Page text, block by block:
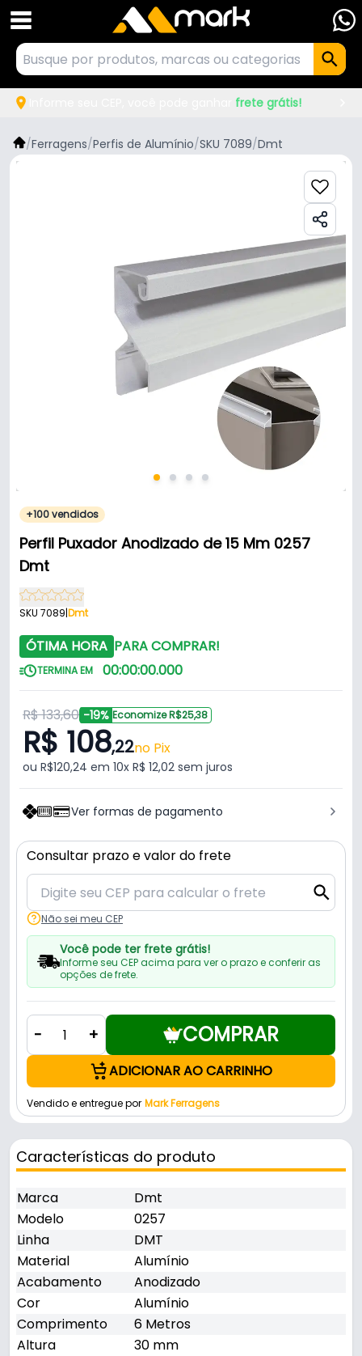
frete grátis!
/Ferragens/Perfis de Alumínio/SKU 7089/Dmt
+100 vendidos
Perfil Puxador Anodizado de 15 Mm 0257
Dmt
SKU 7089|Dmt
ÓTIMA HORA PARA COMPRAR!
TERMINA EM 00:00:00.000
R$ 133,60 -19% Economize R$25,38
R$ 108,22no Pix
ou R$120,24 em 10x R$ 12,02 sem juros
Ver formas de pagamento
Consultar prazo e valor do frete
Não sei meu CEP
Você pode ter frete grátis!
Informe seu CEP acima para ver o prazo e conferir as
opções de frete.
- + COMPRAR
ADICIONAR AO CARRINHO
Vendido e entregue por Mark Ferragens
Características do produto
Marca
Dmt
Modelo
0257
Linha
DMT
Material
Alumínio
Acabamento
Anodizado
Cor
Alumínio
Comprimento
6 Metros
Altura
30 mm